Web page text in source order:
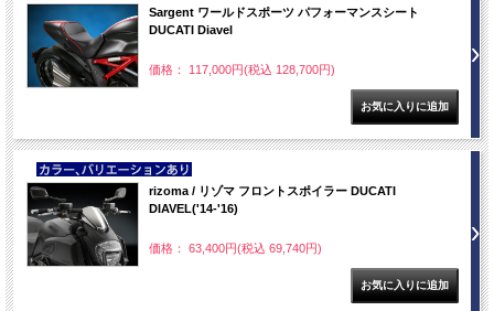
Sargent ワールドスポーツ パフォーマンスシート
DUCATI Diavel
価格： 117,000円(税込 128,700円)
NEW
rizoma / リゾマ フロントスポイラー DUCATI
DIAVEL('14-'16)
価格： 63,400円(税込 69,740円)